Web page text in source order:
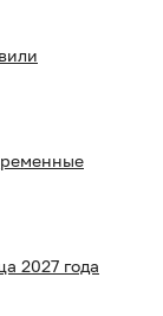
2027 года